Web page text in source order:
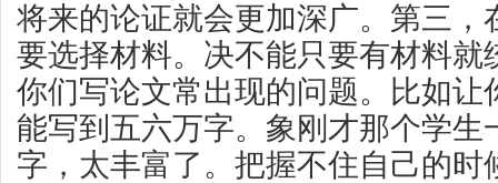
将来的论证就会更加深广。第三，
要选择材料。决不能只要有材料就
你们写论文常出现的问题。比如让
能写到五六万字。象刚才那个学生
字，太丰富了。把握不住自己的时